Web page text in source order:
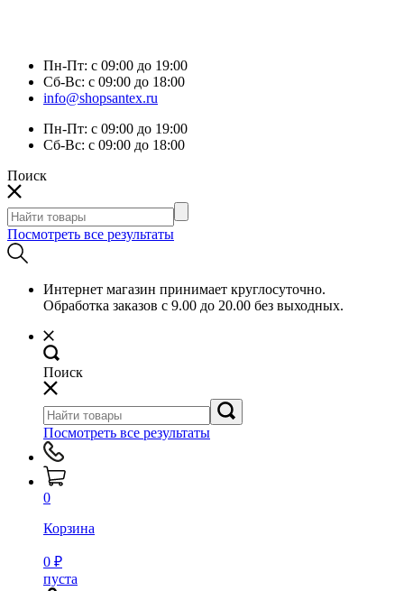
Пн-Пт: с 09:00 до 19:00
Сб-Вс: с 09:00 до 18:00
info@shopsantex.ru
Пн-Пт: с 09:00 до 19:00
Сб-Вс: с 09:00 до 18:00
Поиск
Посмотреть все результаты
Интернет магазин принимает круглосуточно.
Обработка заказов с 9.00 до 20.00 без выходных.
Поиск
Посмотреть все результаты
0
Корзина
0 ₽
пуста